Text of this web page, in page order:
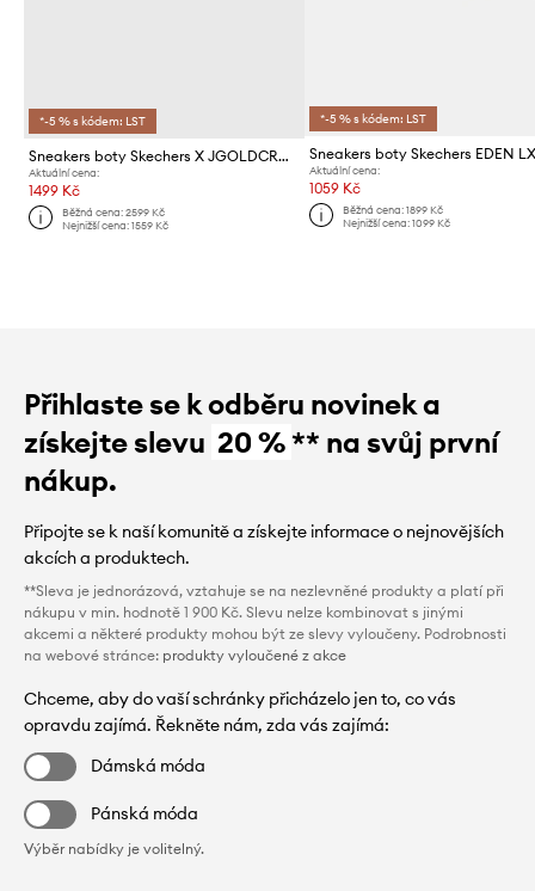
*-5 % s kódem: LST
Sneakers boty Skechers X JGOLDCROWN
Aktuální cena:
1499 Kč
Běžná cena:2599 Kč
Nejnižší cena:1559 Kč
*-5 % s kódem: LST
Sneakers boty Skechers EDEN
Aktuální cena:
1059 Kč
Běžná cena: 1899 Kč
Nejnižší cena: 1099 Kč
Přihlaste se k odběru novinek a
získejte slevu 20 %** na svůj první
nákup.
Připojte se k naší komunitě a získejte informace o nejnovějších
akcích a produktech.
**Sleva je jednorázová, vztahuje se na nezlevněné produkty a platí při
nákupu v min. hodnotě 1 900 Kč. Slevu nelze kombinovat s jinými
akcemi a některé produkty mohou být ze slevy vyloučeny. Podrobnosti
na webové stránce: produkty vyloučené z akce
Chceme, aby do vaší schránky přicházelo jen to, co vás
opravdu zajímá. Řekněte nám, zda vás zajímá:
Dámská móda
Pánská móda
Výběr nabídky je volitelný.